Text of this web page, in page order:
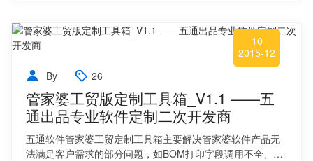
10
2015-12
By
26
管家婆工贸版定制工具箱_V1.1 ——五
通出品专业软件定制二次开发商
五通软件管家婆工贸定制工具箱主要解决管家婆软件产品无
法满足客户需求的部分问题，如BOM打印字段调用不全、…